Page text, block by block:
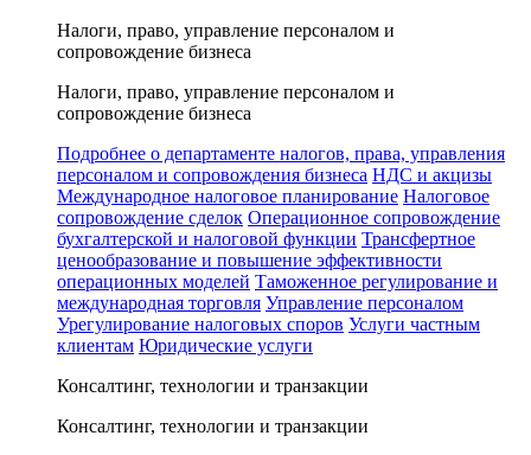
Налоги, право, управление персоналом и
сопровождение бизнеса
Налоги, право, управление персоналом и
сопровождение бизнеса
Подробнее о департаменте налогов, права, управления
персоналом и сопровождения бизнеса НДС и акцизы
Международное налоговое планирование Налоговое
сопровождение сделок Операционное сопровождение
бухгалтерской и налоговой функции Трансфертное
ценообразование и повышение эффективности
операционных моделей Таможенное регулирование и
международная торговля Управление персоналом
Урегулирование налоговых споров Услуги частным
клиентам Юридические услуги
Консалтинг, технологии и транзакции
Консалтинг, технологии и транзакции